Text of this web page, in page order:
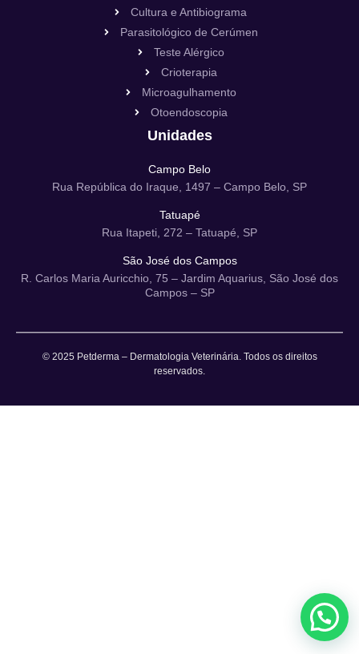
Cultura e Antibiograma
Parasitológico de Cerúmen
Teste Alérgico
Crioterapia
Microagulhamento
Otoendoscopia
Unidades
Campo Belo
Rua República do Iraque, 1497 – Campo Belo, SP
Tatuapé
Rua Itapeti, 272 – Tatuapé, SP
São José dos Campos
R. Carlos Maria Auricchio, 75 – Jardim Aquarius, São José dos
Campos – SP
© 2025 Petderma – Dermatologia Veterinária. Todos os direitos
reservados.